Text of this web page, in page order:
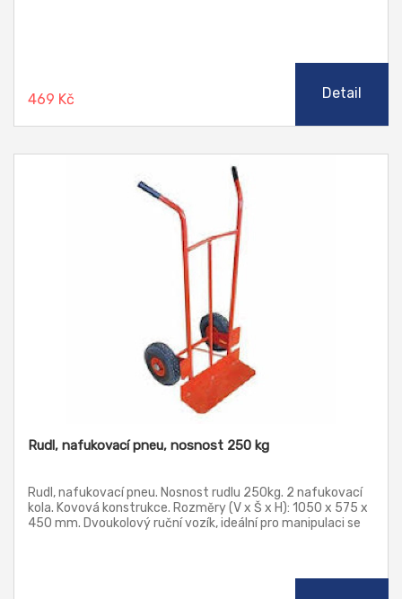
469 Kč Detail
Rudl, nafukovací pneu, nosnost 250 kg
Rudl, nafukovací pneu. Nosnost rudlu 250kg. 2 nafukovací
kola. Kovová konstrukce. Rozměry (V x Š x H): 1050 x 575 x
450 mm. Dvoukolový ruční vozík, ideální pro manipulaci se